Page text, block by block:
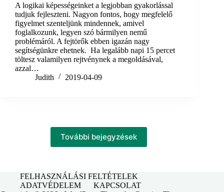
A logikai képességeinket a legjobban gyakorlással
tudjuk fejleszteni. Nagyon fontos, hogy megfelelő
figyelmet szenteljünk mindennek, amivel
foglalkozunk, legyen szó bármilyen nemű
problémáról. A fejtörők ebben igazán nagy
segítségünkre ehetnek. Ha legalább napi 15 percet
töltesz valamilyen rejtvénynek a megoldásával,
azzal…
Judith
2019-04-09
További bejegyzések
FELHASZNÁLÁSI FELTÉTELEK
ADATVÉDELEM
KAPCSOLAT